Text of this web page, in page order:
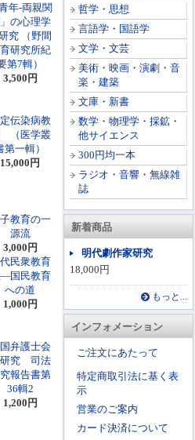
哲学・思想
言語学・国語学
文学・文芸
美術・映画・演劇・音
楽・建築
文庫・新書
数学・物理学・採鉱・
他サイエンス
300円均一本
ラジオ・音響・無線雑
誌
新着商品
明代劇作家研究
18,000円
もっと...
インフォメーション
ご注文にあたって
特定商取引法に基く表
示
営業のご案内
カード決済について
青年-両親関
の心理学
究 （野間
研究所紀
第7輯）
3,500円
伝染病教
（医学叢
第一輯）
15,000円
教育の一
源流
3,000円
民衆教育
国民教育
への道
1,000円
弁護士会
究 司法
報告書第
36輯2
1,200円